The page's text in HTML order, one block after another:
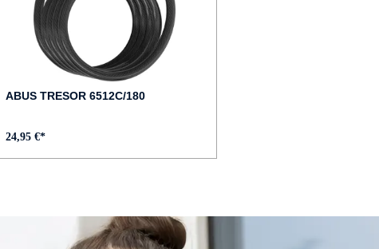
ABUS TRESOR 6512C/180
24,95 €*